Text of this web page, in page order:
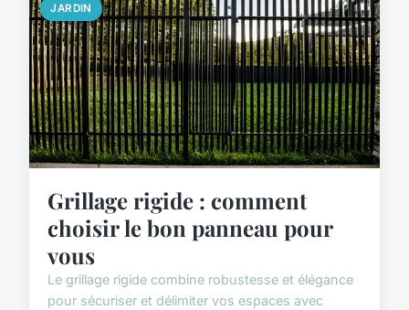
JARDIN
Grillage rigide : comment
choisir le bon panneau pour
vous
Le grillage rigide combine robustesse et élégance
pour sécuriser et délimiter vos espaces avec